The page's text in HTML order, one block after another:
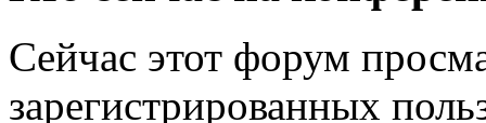
Сейчас этот форум
зарегистрированных